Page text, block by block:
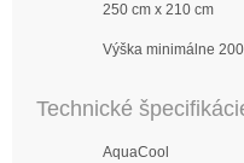
250 cm x 210 cm
Výška minimálne
Technické
AquaCool